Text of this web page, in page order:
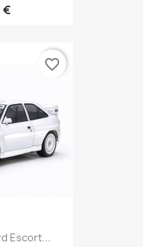
€
Escort...
favorite_border